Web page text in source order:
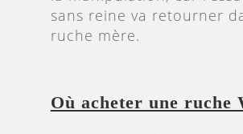
sans reine va retourner
ruche mère.
Où acheter une ruche